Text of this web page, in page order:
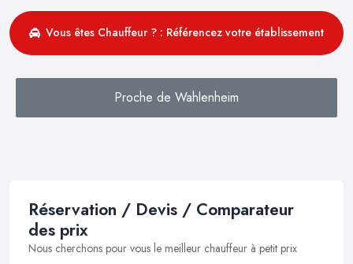
Vous êtes Chauffeur ? : Référencez votre établissement
Proche de Wahlenheim
Réservation / Devis / Comparateur
des prix
Nous cherchons pour vous le meilleur chauffeur à petit prix